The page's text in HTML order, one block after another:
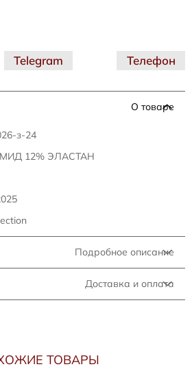
О товаре
з-24
12% ЭЛАСТАН
Подробное описание
Доставка и оплата
Telegram
Телефон
ТОВАРЫ